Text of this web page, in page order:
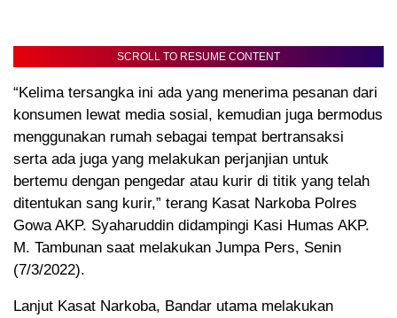
SCROLL TO RESUME CONTENT
“Kelima tersangka ini ada yang menerima pesanan dari
konsumen lewat media sosial, kemudian juga bermodus
menggunakan rumah sebagai tempat bertransaksi
serta ada juga yang melakukan perjanjian untuk
bertemu dengan pengedar atau kurir di titik yang telah
ditentukan sang kurir,” terang Kasat Narkoba Polres
Gowa AKP. Syaharuddin didampingi Kasi Humas AKP.
M. Tambunan saat melakukan Jumpa Pers, Senin
(7/3/2022).
Lanjut Kasat Narkoba, Bandar utama melakukan